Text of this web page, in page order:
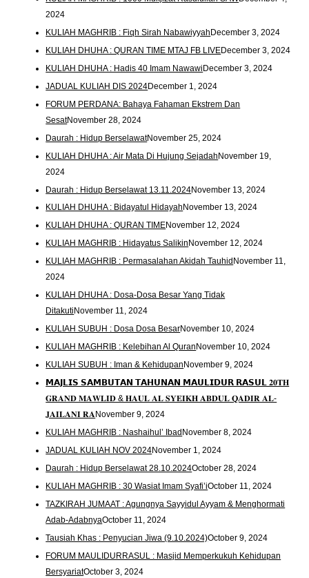
2024
KULIAH MAGHRIB : Fiqh Sirah NabawiyyahDecember 3, 2024
KULIAH DHUHA : QURAN TIME MTAJ FB LIVEDecember 3, 2024
KULIAH DHUHA : Hadis 40 Imam NawawiDecember 3, 2024
JADUAL KULIAH DIS 2024December 1, 2024
FORUM PERDANA: Bahaya Fahaman Ekstrem Dan
SesatNovember 28, 2024
Daurah : Hidup BerselawatNovember 25, 2024
KULIAH DHUHA : Air Mata Di Hujung SejadahNovember 19,
2024
Daurah : Hidup Berselawat 13.11.2024November 13, 2024
KULIAH DHUHA : Bidayatul Hidayah November 13, 2024
KULIAH DHUHA : QURAN TIMENovember 12, 2024
KULIAH MAGHRIB : Hidayatus Salikin November 12, 2024
KULIAH MAGHRIB : Permasalahan Akidah Tauhid November 11,
2024
KULIAH DHUHA : Dosa-Dosa Besar Yang Tidak
Ditakuti November 11, 2024
KULIAH SUBUH : Dosa Dosa BesarNovember 10, 2024
KULIAH MAGHRIB : Kelebihan Al Quran November 10, 2024
KULIAH SUBUH : Iman & Kehidupan November 9, 2024
𝗠𝗔𝗝𝗟𝗜𝗦 𝗦𝗔𝗠𝗕𝗨𝗧𝗔𝗡 𝗧𝗔𝗛𝗨𝗡𝗔𝗡 𝗠𝗔𝗨𝗟𝗜𝗗𝗨𝗥 𝗥𝗔𝗦𝗨𝗟 𝟐𝟎𝐓𝐇
𝐆𝐑𝐀𝐍𝐃 𝐌𝐀𝐖𝐋𝐈𝐃 & 𝐇𝐀𝐔𝐋 𝐀𝐋 𝐒𝐘𝐄𝐈𝐊𝐇 𝐀𝐁𝐃𝐔𝐋 𝐐𝐀𝐃𝐈𝐑 𝐀𝐋-
𝐉𝐀𝐈𝐋𝐀𝐍𝐈 𝐑𝐀 November 9, 2024
KULIAH MAGHRIB : Nashaihul’ Ibad November 8, 2024
JADUAL KULIAH NOV 2024November 1, 2024
Daurah : Hidup Berselawat 28.10.2024October 28, 2024
KULIAH MAGHRIB : 30 Wasiat Imam Syafi’iOctober 11, 2024
TAZKIRAH JUMAAT : Agungnya Sayyidul Ayyam & Menghormati
Adab-AdabnyaOctober 11, 2024
Tausiah Khas : Penyucian Jiwa (9.10.2024)October 9, 2024
FORUM MAULIDURRASUL : Masjid Memperkukuh Kehidupan
BersyariatOctober 3, 2024